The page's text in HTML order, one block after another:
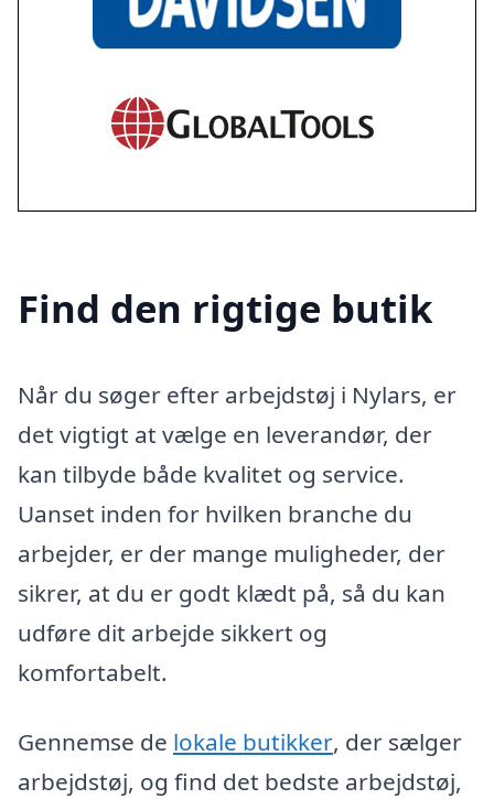
Find den rigtige butik
Når du søger efter arbejdstøj i Nylars, er
det vigtigt at vælge en leverandør, der
kan tilbyde både kvalitet og service.
Uanset inden for hvilken branche du
arbejder, er der mange muligheder, der
sikrer, at du er godt klædt på, så du kan
udføre dit arbejde sikkert og
komfortabelt.
Gennemse de lokale butikker, der sælger
arbejdstøj, og find det bedste arbejdstøj,